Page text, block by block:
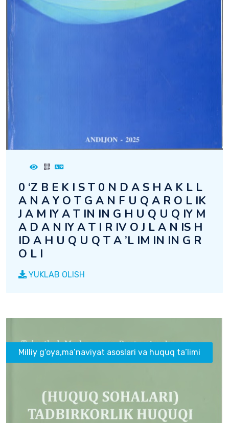
0 ‘Z B E K I S T 0 N D A S H A K L L
A N A Y O T G A N F U Q A R O L IK
J A M IY A T IN IN G H U Q U Q IY M
A D A N IY A T I R IV O J L A N IS H
ID A H U Q U Q T A ’L IM IN IN G R
O L I
YUKLAB OLISH
Milliy g‘oya,ma’naviyat asoslari va huquq ta’limi